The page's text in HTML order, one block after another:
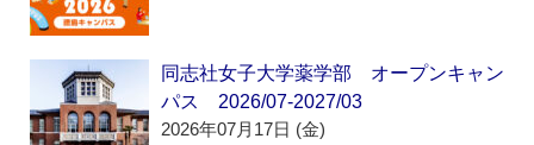
同志社女子大学薬学部 オープンキャン
パス 2026/07-2027/03
2026年07月17日 (金)